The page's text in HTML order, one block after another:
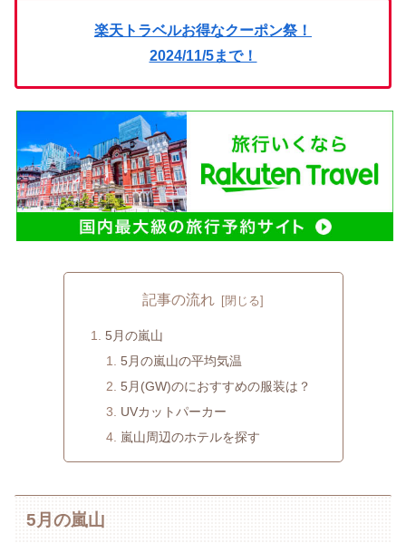
楽天トラベルお得なクーポン祭！
2024/11/5まで！
記事の流れ
5月の嵐山
5月の嵐山の平均気温
5月(GW)のにおすすめの服装は？
UVカットパーカー
嵐山周辺のホテルを探す
5月の嵐山